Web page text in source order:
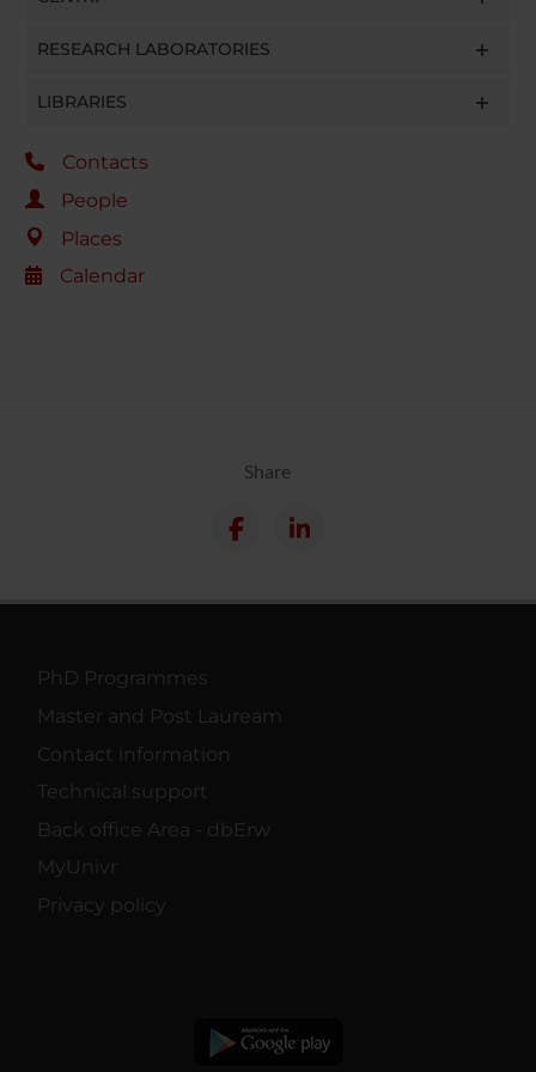
RESEARCH LABORATORIES
LIBRARIES
Contacts
People
Places
Calendar
Share
PhD Programmes
Master and Post Lauream
Contact information
Technical support
Back office Area - dbErw
MyUnivr
Privacy policy